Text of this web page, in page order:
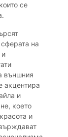
се
на
и
външния
акцентира
и
което
и